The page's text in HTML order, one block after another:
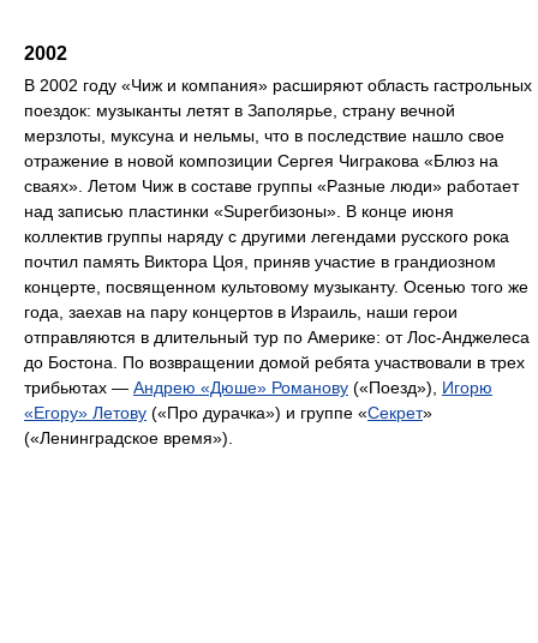
2002
В 2002 году «Чиж и компания» расширяют область гастрольных
поездок: музыканты летят в Заполярье, страну вечной
мерзлоты, муксуна и нельмы, что в последствие нашло свое
отражение в новой композиции Сергея Чигракова «Блюз на
сваях». Летом Чиж в составе группы «Разные люди» работает
над записью пластинки «Superбизоны». В конце июня
коллектив группы наряду с другими легендами русского рока
почтил память Виктора Цоя, приняв участие в грандиозном
концерте, посвященном культовому музыканту. Осенью того же
года, заехав на пару концертов в Израиль, наши герои
отправляются в длительный тур по Америке: от Лос-Анджелеса
до Бостона. По возвращении домой ребята участвовали в трех
трибьютах — Андрею «Дюше» Романову («Поезд»), Игорю
«Егору» Летову («Про дурачка») и группе «Секрет»
(«Ленинградское время»).